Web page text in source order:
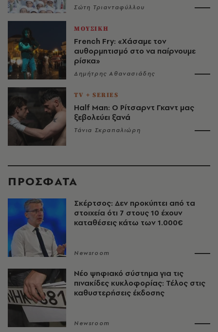
Σώτη Τριανταφύλλου
ΜΟΥΣΙΚΗ
French Fry: «Χάσαμε τον
αυθορμητισμό στο να παίρνουμε
ρίσκα»
Δημήτρης Αθανασιάδης
TV + SERIES
Half Man: Ο Ρίτσαρντ Γκαντ μας
ξεβολεύει ξανά
Τάνια Σκραπαλιώρη
ΠΡΟΣΦΑΤΑ
Σκέρτσος: Δεν προκύπτει από τα
στοιχεία ότι 7 στους 10 έχουν
καταθέσεις κάτω των 1.000€
Newsroom
Νέο ψηφιακό σύστημα για τις
πινακίδες κυκλοφορίας: Τέλος στις
καθυστερήσεις έκδοσης
Newsroom